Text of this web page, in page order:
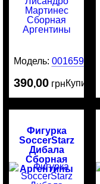
Модель:0016591
390,00 грнКупить
Фигурка
SoccerStarz
Дибала
Сборная
Аргентины